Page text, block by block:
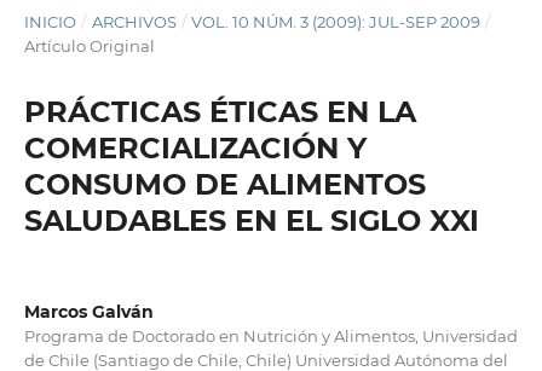
INICIO / ARCHIVOS / VOL. 10 NÚM. 3 (2009): JUL-SEP 2009 /
Artículo Original
PRÁCTICAS ÉTICAS EN LA
COMERCIALIZACIÓN Y
CONSUMO DE ALIMENTOS
SALUDABLES EN EL SIGLO XXI
Marcos Galván
Programa de Doctorado en Nutrición y Alimentos, Universidad
de Chile (Santiago de Chile, Chile) Universidad Autónoma del